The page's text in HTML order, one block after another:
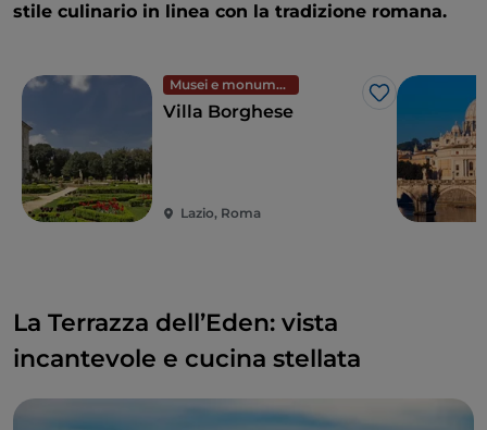
stile culinario in linea con la tradizione romana.
Musei e monumenti
Like
Villa Borghese
Lazio, Roma
La Terrazza dell’Eden: vista
incantevole e cucina stellata